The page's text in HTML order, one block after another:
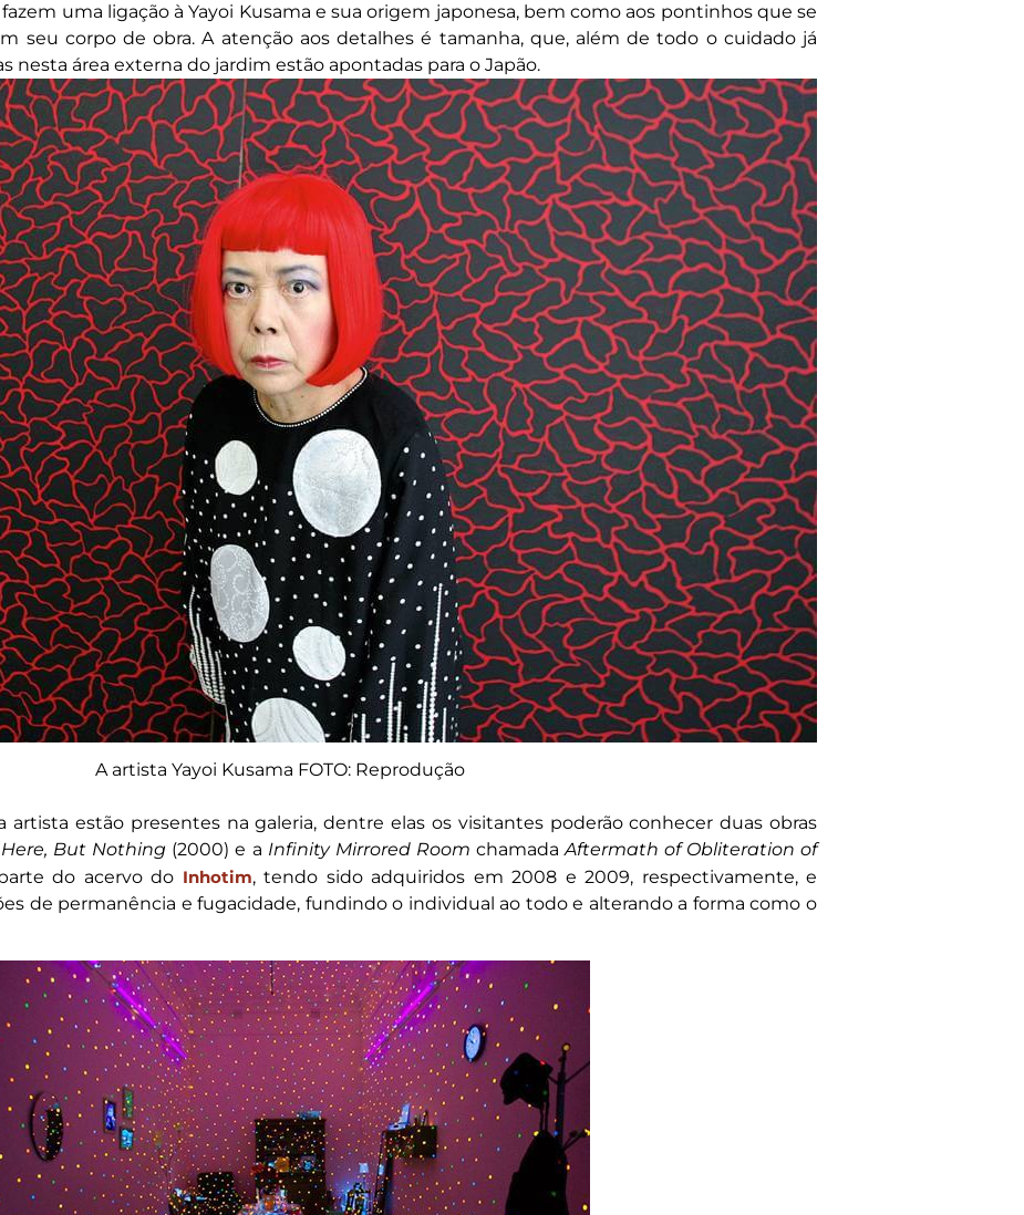
uma ligação à Yayoi Kusama e sua origem japonesa, bem como aos pontinhos que se
seu corpo de obra. A atenção aos detalhes é tamanha, que, além de todo o cuidado já
nesta área externa do jardim estão apontadas para o Japão.
A artista Yayoi Kusama FOTO: Reprodução
artista estão presentes na galeria, dentre elas os visitantes poderão conhecer duas obras
Here, But Nothing (2000) e a Infinity Mirrored Room chamadaAftermath of Obliteration of
do acervo do Inhotim, tendo sido adquiridos em 2008 e 2009, respectivamente, e
de permanência e fugacidade, fundindo o individual ao todo e alterando a forma como o